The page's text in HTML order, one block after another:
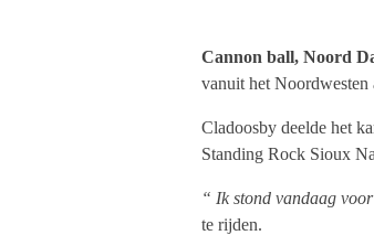
Cannon ball, Noord
vanuit het Noordwesten
Cladoosby deelde het
Standing Rock Sioux
“ Ik stond vandaag
te rijden.